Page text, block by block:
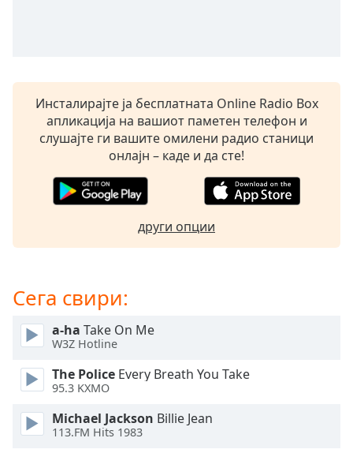
Subtitles
subtitles
settings,
opens
settings
dialog
selected
Track
Picture-
in-
Picture
modal
Инсталирајте ја бесплатната Online Radio Box
апликација на вашиот паметен телефон и
слушајте ги вашите омилени радио станици
онлајн – каде и да сте!
други опции
Сега свири:
a-ha Take On Me
W3Z Hotline
The Police Every Breath You Take
95.3 KXMO
Michael Jackson Billie Jean
113.FM Hits 1983